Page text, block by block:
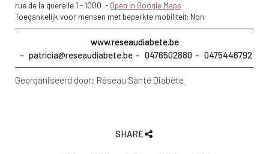
rue de la querelle 1 -1000 - Open in Google Maps
Toegankelijk voor mensen met beperkte mobiliteit: Non
www.reseaudiabete.be
patricia@reseaudiabete.be
0476502880 0475446792
Georganiseerd door: Réseau Santé Diabète
SHARE